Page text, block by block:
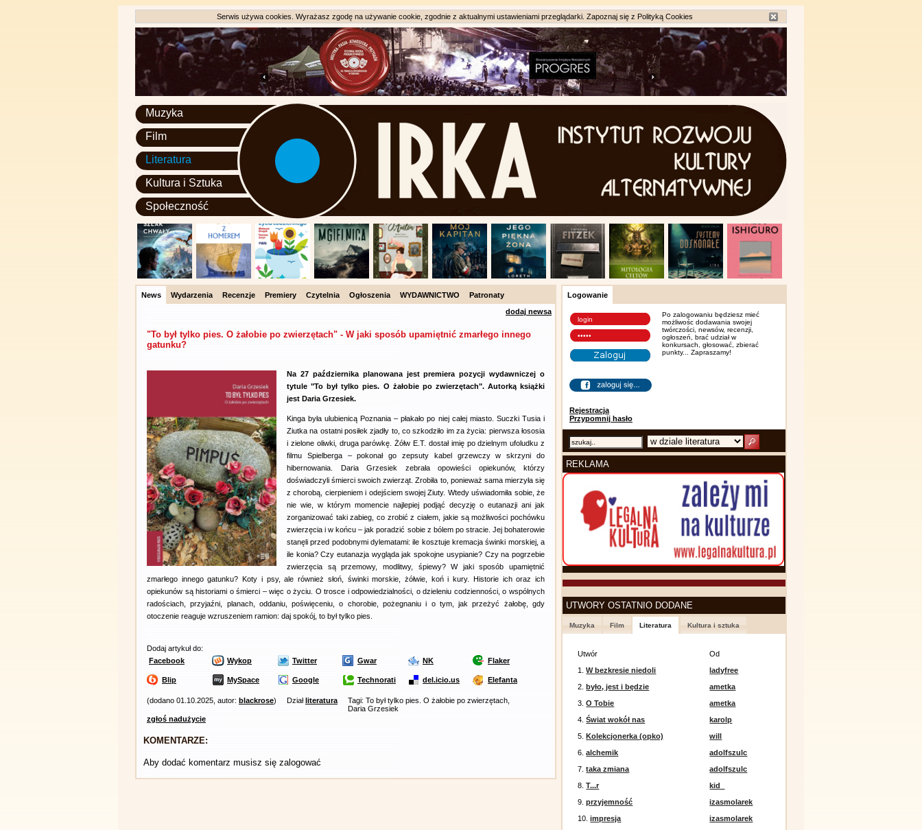
Serwis używa cookies. Wyrażasz zgodę na używanie cookie, zgodnie z aktualnymi ustawieniami przeglądarki. Zapoznaj się z Polityką Cookies
Muzyka
Film
Literatura
Kultura i Sztuka
Społeczność
News Wydarzenia Recenzje Premiery Czytelnia Ogłoszenia WYDAWNICTWO
Patronaty
dodaj newsa
"To był tylko pies. O żałobie po zwierzętach" - W jaki sposób upamiętnić zmarłego innego
gatunku?
Na 27 października planowana jest premiera pozycji wydawniczej o
tytule "To był tylko pies. O żałobie po zwierzętach". Autorką książki
jest Daria Grzesiek.
Kinga była ulubienicą Poznania – płakało po niej całej miasto. Suczki Tusia i
Ziutka na ostatni posiłek zjadły to, co szkodziło im za życia: pierwsza łososia
i zielone oliwki, druga parówkę. Żółw E.T. dostał imię po dzielnym ufoludku z
filmu Spielberga – pokonał go zepsuty kabel grzewczy w skrzyni do
hibernowania. Daria Grzesiek zebrała opowieści opiekunów, którzy
doświadczyli śmierci swoich zwierząt. Zrobiła to, ponieważ sama mierzyła się
z chorobą, cierpieniem i odejściem swojej Ziuty. Wtedy uświadomiła sobie, że
nie wie, w którym momencie najlepiej podjąć decyzję o eutanazji ani jak
zorganizować taki zabieg, co zrobić z ciałem, jakie są możliwości pochówku
zwierzęcia i w końcu – jak poradzić sobie z bólem po stracie. Jej bohaterowie
stanęli przed podobnymi dylematami: ile kosztuje kremacja świnki morskiej, a
ile konia? Czy eutanazja wygląda jak spokojne usypianie? Czy na pogrzebie
zwierzęcia są przemowy, modlitwy, śpiewy? W jaki sposób upamiętnić
zmarłego innego gatunku? Koty i psy, ale również słoń, świnki morskie, żółwie, koń i kury. Historie ich oraz ich
opiekunów są historiami o śmierci – więc o życiu. O trosce i odpowiedzialności, o dzieleniu codzienności, o wspólnych
radościach, przyjaźni, planach, oddaniu, poświęceniu, o chorobie, pożegnaniu i o tym, jak przeżyć żałobę, gdy
otoczenie reaguje wzruszeniem ramion: daj spokój, to był tylko pies.
Dodaj artykuł do:
Facebook
Wykop Twitter Gwar NK Flaker
Blip MySpace Google Technorati del.icio.us Elefanta
(dodano 01.10.2025, autor: blackrose) Działliteratura
Tagi: To był tylko pies. O żałobie po zwierzętach,
Daria Grzesiek
zgłoś nadużycie
KOMENTARZE:
Aby dodać komentarz musisz się zalogować
Logowanie
Rejestracja
Przypomnij hasło
Po zalogowaniu będziesz mieć
możliwośc dodawania swojej
twórczości, newsów, recenzji,
ogłoszeń, brać udział w
konkursach, głosować, zbierać
punkty... Zapraszamy!
REKLAMA
UTWORY OSTATNIO DODANE
Muzyka Film Literatura Kultura i sztuka
Utwór
Od
1.W bezkresie niedoli
ladyfree
2.było, jest i będzie
ametka
3.O Tobie
ametka
4.Świat wokół nas
karolp
5.Kolekcjonerka (opko)
will
6.alchemik
adolfszulc
7.taka zmiana
adolfszulc
8.T...r
kid_
9.przyjemność
izasmolarek
10.impresja izasmolarek